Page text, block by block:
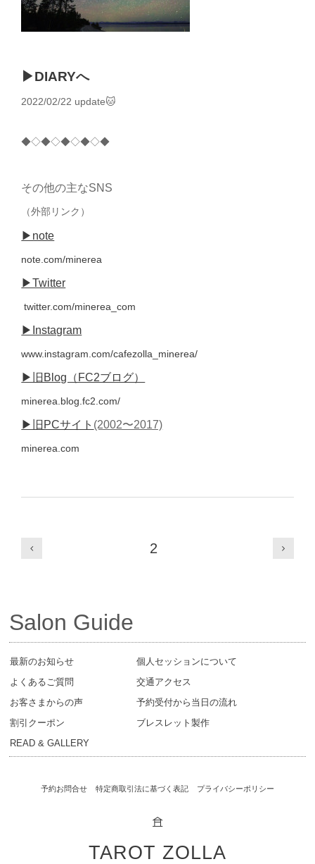
▶︎DIARYへ
2022/02/22 update🐱
◆◇◆◇◆◇◆◇◆
その他の主なSNS
（外部リンク）
▶︎note
note.com/minerea
▶︎Twitter
twitter.com/minerea_com
▶︎Instagram
www.instagram.com/cafezolla_minerea/
▶︎旧Blog（FC2ブログ）
minerea.blog.fc2.com/
▶︎旧PCサイト (2002〜2017)
minerea.com
2
Salon Guide
最新のお知らせ
よくあるご質問
お客さまからの声
割引クーポン
READ & GALLERY
個人セッションについて
交通アクセス
予約受付から当日の流れ
ブレスレット製作
予約お問合せ 特定商取引法に基づく表記 プライバシーポリシー
𖠿
TAROT ZOLLA